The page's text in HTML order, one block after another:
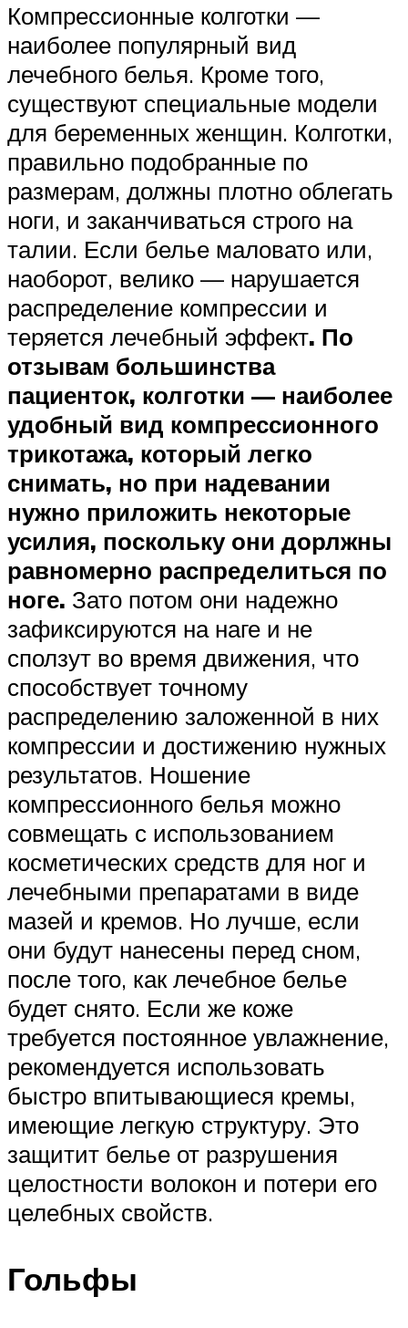
Компрессионные колготки —
наиболее популярный вид
лечебного белья. Кроме того,
существуют специальные модели
для беременных женщин. Колготки,
правильно подобранные по
размерам, должны плотно облегать
ноги, и заканчиваться строго на
талии. Если белье маловато или,
наоборот, велико — нарушается
распределение компрессии и
теряется лечебный эффект. По
отзывам большинства
пациенток, колготки — наиболее
удобный вид компрессионного
трикотажа, который легко
снимать, но при надевании
нужно приложить некоторые
усилия, поскольку они дорлжны
равномерно распределиться по
ноге. Зато потом они надежно
зафиксируются на наге и не
сползут во время движения, что
способствует точному
распределению заложенной в них
компрессии и достижению нужных
результатов. Ношение
компрессионного белья можно
совмещать с использованием
косметических средств для ног и
лечебными препаратами в виде
мазей и кремов. Но лучше, если
они будут нанесены перед сном,
после того, как лечебное белье
будет снято. Если же коже
требуется постоянное увлажнение,
рекомендуется использовать
быстро впитывающиеся кремы,
имеющие легкую структуру. Это
защитит белье от разрушения
целостности волокон и потери его
целебных свойств.
Гольфы